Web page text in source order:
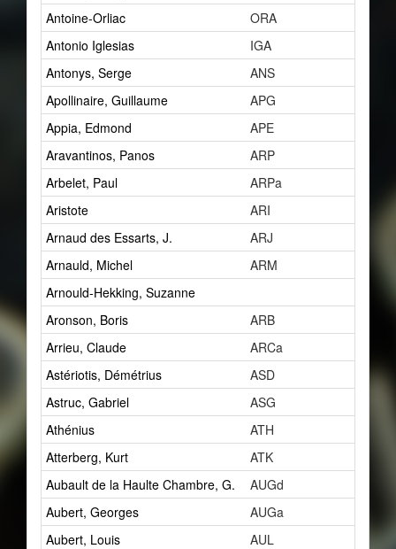
Antoine-Orliac
ORA
Antonio Iglesias
IGA
Antonys, Serge
ANS
Apollinaire, Guillaume
APG
Appia, Edmond
APE
Aravantinos, Panos
ARP
Arbelet, Paul
ARPa
Aristote
ARI
Arnaud des Essarts, J.
ARJ
Arnauld, Michel
ARM
Arnould-Hekking, Suzanne
Aronson, Boris
ARB
Arrieu, Claude
ARCa
Astériotis, Démétrius
ASD
Astruc, Gabriel
ASG
Athénius
ATH
Atterberg, Kurt
ATK
Aubault de la Haulte Chambre, G.
AUGd
Aubert, Georges
AUGa
Aubert, Louis
AUL